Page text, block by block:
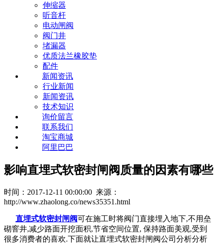
伸缩器
听音杆
电动闸阀
阀门井
堵漏器
优质法兰橡胶垫
配件
新闻资讯
行业新闻
新闻资讯
技术知识
询价留言
联系我们
淘宝商城
阿里巴巴
影响直埋式软密封闸阀质量的因素有哪些
时间：2017-12-11 00:00:00 来源：
http://www.zhaolong.co/news35351.html
直埋式软密封闸阀可在施工时将阀门直接埋入地下,不用垒
砌窨井,减少路面开挖面积,节省空间位置, 保持路面美观,受到
很多消费者的喜欢.下面就让直埋式软密封闸阀公司分析分析